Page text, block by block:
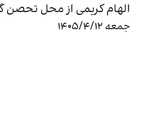
الهام کریمی از محل
جمعه ۱۴۰۵/۴/۱۲